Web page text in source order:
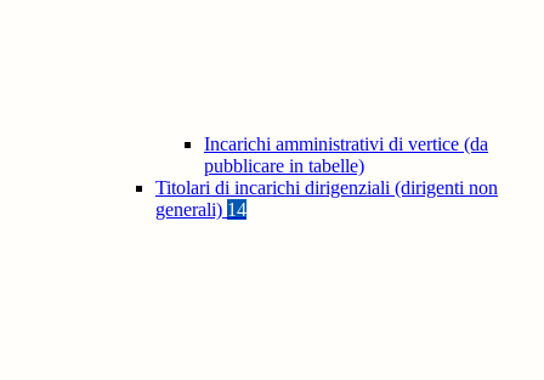
Incarichi amministrativi di vertice (da
pubblicare in tabelle)
Titolari di incarichi dirigenziali (dirigenti non
generali) 14